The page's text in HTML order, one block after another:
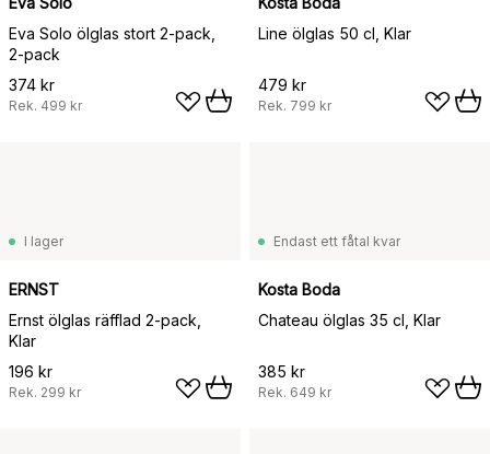
Eva Solo ölglas stort 2-pack,
2-pack
374 kr
Rek. 499 kr
Line ölglas 50 cl, Klar
479 kr
Rek. 799 kr
I lager
ERNST
Ernst ölglas räfflad 2-pack,
Klar
196 kr
Rek. 299 kr
Endast ett fåtal kvar
Kosta Boda
Chateau ölglas 35 cl, Klar
385 kr
Rek. 649 kr